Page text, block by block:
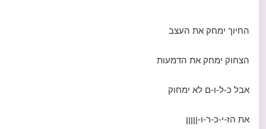
החיוך ימחק את העצב
הצחוק ימחק את הדמעות
אבל כ-ל-ו-ם לא ימחוק
את הז-י-כ-ר-ו-ןןןןן